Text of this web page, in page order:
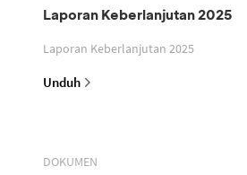
Laporan Keberlanjutan 2025
Laporan Keberlanjutan 2025
Unduh
DOKUMEN